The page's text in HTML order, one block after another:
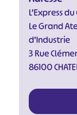
L’Express
Le Grand
d'Industrie
3 Rue
86100
#